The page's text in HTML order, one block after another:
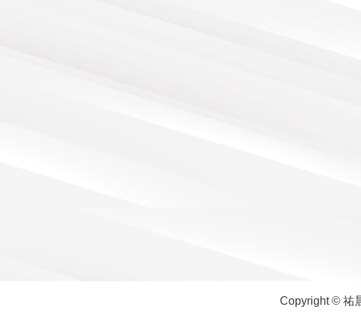
Copyright © 祐